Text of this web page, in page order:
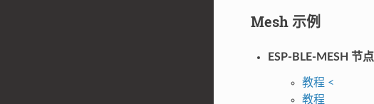
Mesh 示例
ESP-BLE-MESH 节点
教程 <
教程